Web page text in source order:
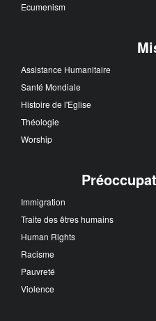
Ecumenism
Assistance Humanitaire
Santé Mondiale
Histoire de l'Eglise
Théologie
Worship
Immigration
Traite des êtres humains
Human Rights
Racisme
Pauvreté
Violence